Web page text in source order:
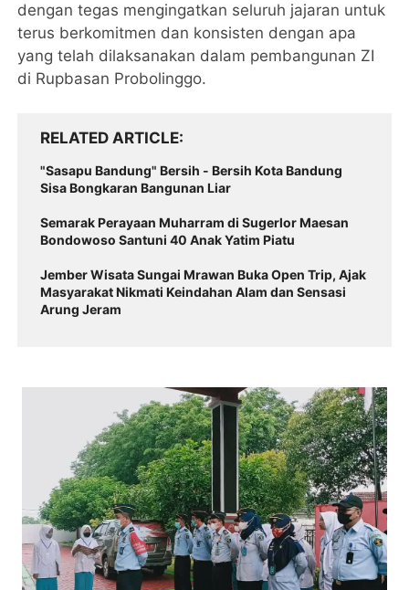
dengan tegas mengingatkan seluruh jajaran untuk
terus berkomitmen dan konsisten dengan apa
yang telah dilaksanakan dalam pembangunan ZI
di Rupbasan Probolinggo.
RELATED ARTICLE
"Sasapu Bandung" Bersih - Bersih Kota Bandung
Sisa Bongkaran Bangunan Liar
Semarak Perayaan Muharram di Sugerlor Maesan
Bondowoso Santuni 40 Anak Yatim Piatu
Jember Wisata Sungai Mrawan Buka Open Trip, Ajak
Masyarakat Nikmati Keindahan Alam dan Sensasi
Arung Jeram